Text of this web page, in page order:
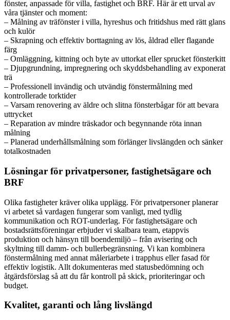
fönster, anpassade för villa, fastighet och BRF. Här är ett urval av
våra tjänster och moment:
– Målning av träfönster i villa, hyreshus och fritidshus med rätt glans
och kulör
– Skrapning och effektiv borttagning av lös, åldrad eller flagande
färg
– Omläggning, kittning och byte av uttorkat eller sprucket fönsterkitt
– Djupgrundning, impregnering och skyddsbehandling av exponerat
trä
– Professionell invändig och utvändig fönstermålning med
kontrollerade torktider
– Varsam renovering av äldre och slitna fönsterbågar för att bevara
uttrycket
– Reparation av mindre träskador och begynnande röta innan
målning
– Planerad underhållsmålning som förlänger livslängden och sänker
totalkostnaden
Lösningar för privatpersoner, fastighetsägare och
BRF
Olika fastigheter kräver olika upplägg. För privatpersoner planerar
vi arbetet så vardagen fungerar som vanligt, med tydlig
kommunikation och ROT-underlag. För fastighetsägare och
bostadsrättsföreningar erbjuder vi skalbara team, etappvis
produktion och hänsyn till boendemiljö – från avisering och
skyltning till damm- och bullerbegränsning. Vi kan kombinera
fönstermålning med annat måleriarbete i trapphus eller fasad för
effektiv logistik. Allt dokumenteras med statusbedömning och
åtgärdsförslag så att du får kontroll på skick, prioriteringar och
budget.
Kvalitet, garanti och lång livslängd